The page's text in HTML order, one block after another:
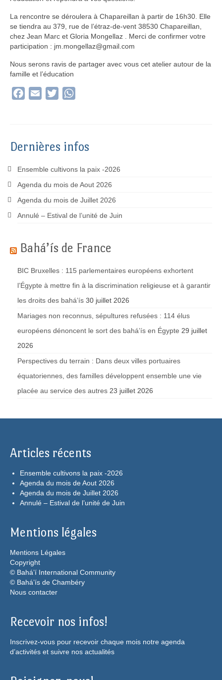
La rencontre se déroulera à Chapareillan à partir de 16h30. Elle
se tiendra au 379, rue de l’étraz-de-vent 38530 Chapareillan,
chez Jean Marc et Gloria Mongellaz . Merci de confirmer votre
participation : jm.mongellaz@gmail.com
Nous serons ravis de partager avec vous cet atelier autour de la
famille et l’éducation
Facebook
Email Twitter
Dernières infos
Ensemble cultivons la paix -2026
Agenda du mois de Aout 2026
Agenda du mois de Juillet 2026
Annulé – Estival de l’unité de Juin
Bahá’ís de France
BIC Bruxelles : 115 parlementaires européens exhortent
l’Égypte à mettre fin à la discrimination religieuse et à garantir
les droits des bahá’ís 30 juillet 2026
Mariages non reconnus, sépultures refusées : 114 élus
européens dénoncent le sort des bahá’ís en Égypte 29 juillet
2026
Perspectives du terrain : Dans deux villes portuaires
équatoriennes, des familles développent ensemble une vie
placée au service des autres 23 juillet 2026
Articles récents
Ensemble cultivons la paix -2026
Agenda du mois de Aout 2026
Agenda du mois de Juillet 2026
Annulé – Estival de l’unité de Juin
Mentions légales
Mentions Légales
Copyright
© Bahá’í International Community
© Bahá’ís de Chambéry
Nous contacter
Recevoir nos infos!
Inscrivez-vous pour recevoir chaque mois notre agenda
d’activités et suivre nos actualités